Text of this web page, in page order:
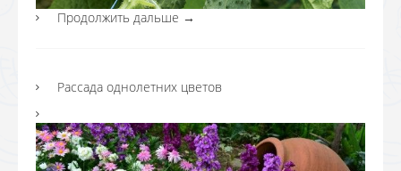
Продолжить дальше →
Рассада однолетних цветов